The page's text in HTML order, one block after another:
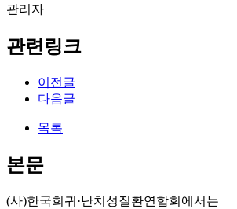
관리자
관련링크
이전글
다음글
목록
본문
(사)한국희귀·난치성질환연합회에서는